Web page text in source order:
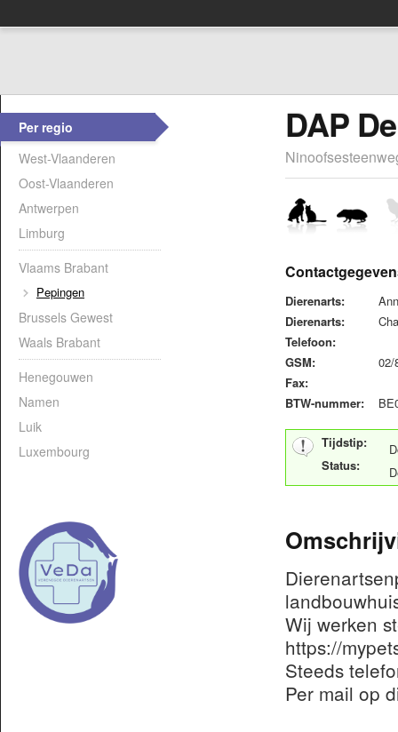
Per regio
West-Vlaanderen
Oost-Vlaanderen
Antwerpen
Limburg
Vlaams Brabant
Pepingen
Brussels Gewest
Waals Brabant
Henegouwen
Namen
Luik
Luxembourg
DAP
Dierenarts:
Dierenarts:
Telefoon:
GSM:
Fax:
BTW-nummer:
Tijdstip:
Status:
Wij werken
https://
Steeds
Per mail op